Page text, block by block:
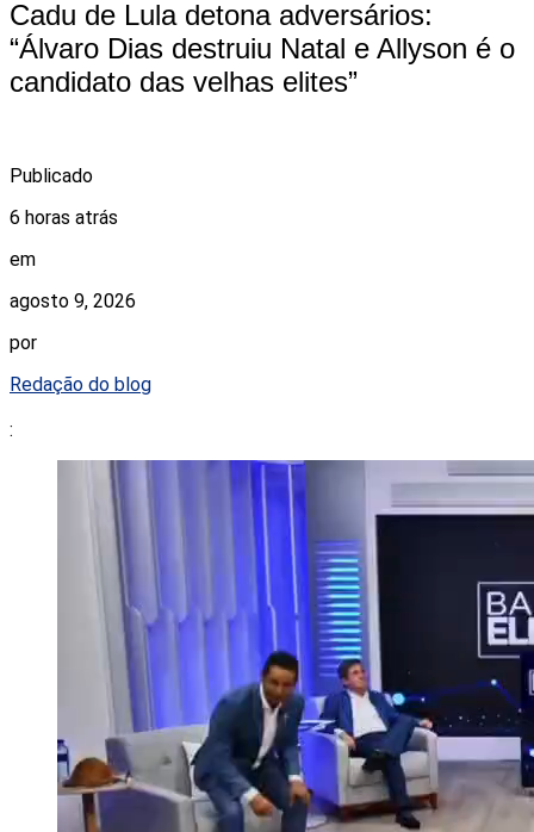
Cadu de Lula detona adversários:
“Álvaro Dias destruiu Natal e Allyson é o
candidato das velhas elites”
Publicado
6 horas atrás
em
agosto 9, 2026
por
Redação do blog
: